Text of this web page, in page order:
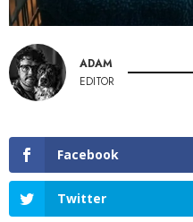
ADAM
EDITOR
Facebook
Twitter